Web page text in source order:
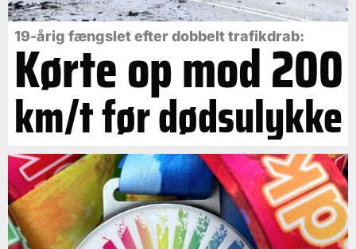
19-årig fængslet efter dobbelt trafikdrab:
Kørte op mod 200
km/t før dødsulykke